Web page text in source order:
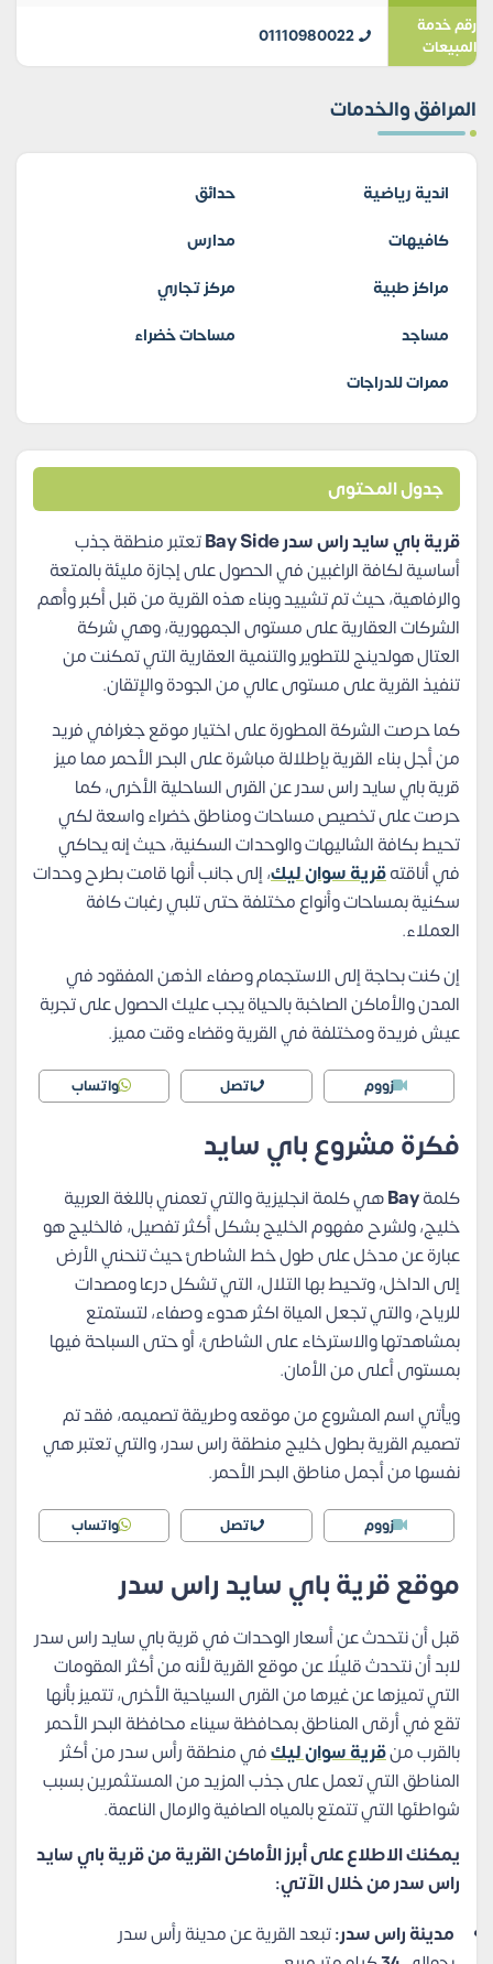
رقم خدمة
المبيعات
01110980022
المرافق والخدمات
اندية رياضية
حدائق
كافيهات
مدارس
مراكز طبية
مركز تجاري
مساجد
مساحات خضراء
ممرات للدراجات
جدول المحتوى
قرية باي سايد راس سدر Bay Side
تعتبر منطقة جذب
أساسية لكافة الراغبين في الحصول على إجازة مليئة بالمتعة
والرفاهية، حيث تم تشييد وبناء هذه القرية من قبل أكبر وأهم
الشركات العقارية على مستوى الجمهورية، وهي شركة
العتال هولدينج للتطوير والتنمية العقارية التي تمكنت من
تنفيذ القرية على مستوى عالي من الجودة والإتقان.
كما حرصت الشركة المطورة على اختيار موقع جغرافي فريد
من أجل بناء القرية بإطلالة مباشرة على البحر الأحمر مما ميز
قرية باي سايد راس سدر عن القرى الساحلية الأخرى، كما
حرصت على تخصيص مساحات ومناطق خضراء واسعة لكي
تحيط بكافة الشاليهات والوحدات السكنية، حيث إنه يحاكي
في أناقتهقرية سوان ليك، إلى جانب أنها قامت بطرح وحدات
سكنية بمساحات وأنواع مختلفة حتى تلبي رغبات كافة
العملاء.
إن كنت بحاجة إلى الاستجمام وصفاء الذهن المفقود في
المدن والأماكن الصاخبة بالحياة يجب عليك الحصول على تجربة
عيش فريدة ومختلفة في القرية وقضاء وقت مميز.
زووم اتصل واتساب
فكرة مشروع باي سايد
كلمةBayهي كلمة انجليزية والتي تعمني باللغة العربية
خليج، ولشرح مفهوم الخليج بشكل أكثر تفصيل، فالخليج هو
عبارة عن مدخل على طول خط الشاطئ حيث تنحني الأرض
إلى الداخل، وتحيط بها التلال، التي تشكل درعا ومصدات
للرياح، والتي تجعل المياة اكثر هدوء وصفاء، لتستمتع
بمشاهدتها والاسترخاء على الشاطئ، أو حتى السباحة فيها
بمستوى أعلى من الأمان.
ويأتي اسم المشروع من موقعه وطريقة تصميمه، فقد تم
تصميم القرية بطول خليج منطقة راس سدر، والتي تعتبر هي
نفسها من أجمل مناطق البحر الأحمر.
زووم اتصل واتساب
موقع قرية باي سايد راس سدر
قبل أن نتحدث عن أسعار الوحدات في قرية باي سايد راس سدر
لابد أن نتحدث قليلًا عن موقع القرية لأنه من أكثر المقومات
التي تميزها عن غيرها من القرى السياحية الأخرى، تتميز بأنها
تقع في أرقى المناطق بمحافظة سيناء محافظة البحر الأحمر
بالقرب منقرية سوان ليكفيمنطقة رأس سدر من أكثر
المناطق التي تعمل على جذب المزيد من المستثمرين بسبب
شواطئها التي تتمتع بالمياه الصافية والرمال الناعمة.
يمكنك الاطلاع على أبرز الأماكن القرية من قرية باي سايد
راس سدر من خلال الآتي:
مدينة راس سدر:تبعد القرية عن مدينة رأس سدر